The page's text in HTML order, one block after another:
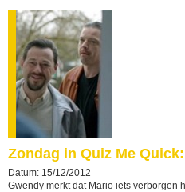
Zondag in Quiz Me
Datum: 15/12/2012
Gwendy merkt dat Mario iets verborgen